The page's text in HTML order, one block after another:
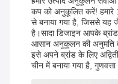
कप को अनुकूलित करें!
से बनाया गया है, जिससे यह
है।सादा डिजाइन आपके
आसान अनुकूलन की अनुमति
इसे अपने ब्रांड के लिए
चीन में बनाया गया है,